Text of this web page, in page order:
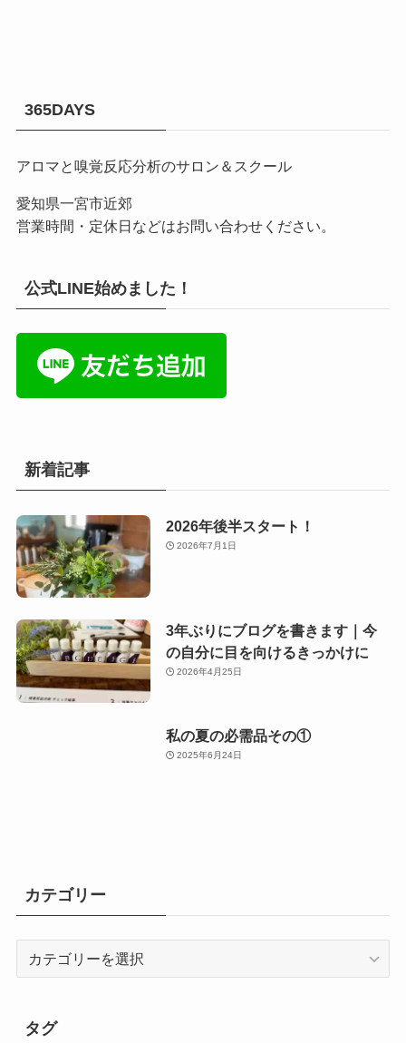
365DAYS
アロマと嗅覚反応分析のサロン＆スクール
愛知県一宮市近郊
営業時間・定休日などはお問い合わせください。
公式LINE始めました！
新着記事
2026年後半スタート！
2026年7月1日
3年ぶりにブログを書きます｜今
の自分に目を向けるきっかけに
2026年4月25日
私の夏の必需品その①
2025年6月24日
カテゴリー
タグ